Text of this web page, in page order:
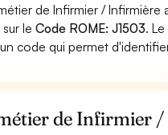
de Infirmier / Infirmière
sur leCode ROME: J1503.
code qui permet
de Infirmier